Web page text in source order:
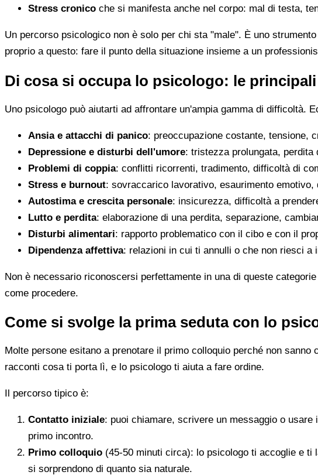
Stress cronico che si manifesta anche nel corpo: mal di testa,
Un percorso psicologico non è solo per chi sta "male". È uno
proprio a questo: fare il punto della situazione insieme a un
Di cosa si occupa lo psicologo: le
Uno psicologo può aiutarti ad affrontare un'ampia gamma di difficoltà.
Ansia e attacchi di panico: preoccupazione costante, tensione,
Depressione e disturbi dell'umore: tristezza prolungata,
Problemi di coppia: conflitti ricorrenti, tradimento, difficoltà di
Stress e burnout: sovraccarico lavorativo, esaurimento
Autostima e crescita personale: insicurezza, difficoltà a
Lutto e perdita: elaborazione di una perdita, separazione,
Disturbi alimentari: rapporto problematico con il cibo e con il
Dipendenza affettiva: relazioni in cui ti annulli o che non riesci a
Non è necessario riconoscersi perfettamente in una di queste
come procedere.
Come si svolge la prima seduta con lo
Molte persone esitano a prenotare il primo colloquio perché non
racconti cosa ti porta lì, e lo psicologo ti aiuta a fare ordine.
Il percorso tipico è:
Contatto iniziale: puoi chiamare, scrivere un messaggio o
primo incontro.
Primo colloquio (45-50 minuti circa): lo psicologo ti accoglie e ti
si sorprendono di quanto sia naturale.